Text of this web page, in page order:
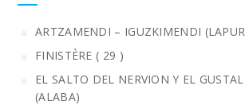
ARTZAMENDI – IGUZKIMENDI
FINISTÈRE ( 29 )
EL SALTO DEL NERVION Y EL GUSTAL
(ALABA)